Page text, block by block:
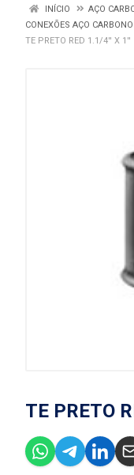
INÍCIO
AÇO
CONEXÕES AÇO CARBONO
TE PRETO RED 1.1/4'' X 1''
TE PRETO